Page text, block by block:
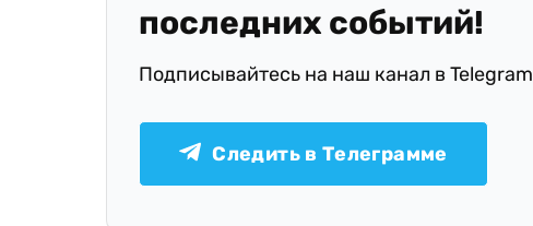
последних событий!
Подписывайтесь на наш канал в Telegram
Следить в Телеграмме